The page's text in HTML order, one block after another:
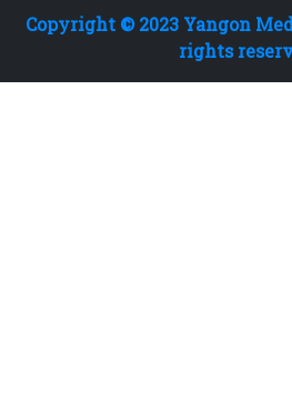
Copyright © 2023 Yangon
rights